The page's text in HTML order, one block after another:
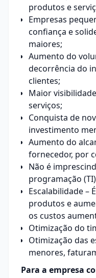
produtos e
Empresas
confiança e
maiores;
Aumento do
decorrência do
clientes;
Maior
serviços;
Conquista de
investimento
Aumento do
fornecedor, por
Não é
programação
Escalabilidade –
produtos e
os custos
Otimização do
Otimização das
menores,
Para a empresa